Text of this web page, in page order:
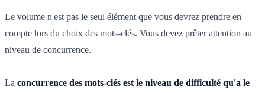
Le volume n'est pas le seul élément que vous devrez prendre en
compte lors du choix des mots-clés. Vous devez prêter attention au
niveau de concurrence.
La concurrence des mots-clés est le niveau de difficulté qu'a le